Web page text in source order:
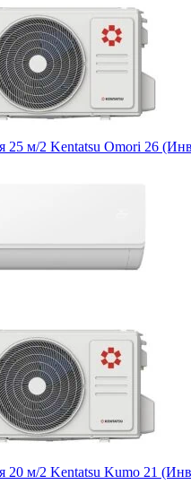
м/2 Kentatsu Omori 26
м/2 Kentatsu Kumo 21